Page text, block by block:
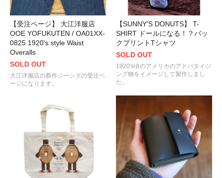
【受注ページ】 大江洋服店
OOE YOFUKUTEN / OA01XX-
0825 1920's style Waist
Overalls
SOLD OUT
大江洋服店の新作ジーンズの受注ペ
ージになります。
【SUNNY'S DONUTS】 T-
SHIRT ドールになる！？バッ
クプリントTシャツ
SOLD OUT
1920's頃のアメリカのアドバタイジ
ング物をイメージして製作しまし
た。